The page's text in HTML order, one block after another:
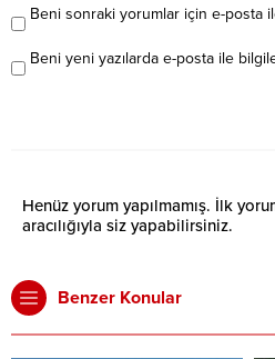
Beni sonraki yorumlar için e-posta
Beni yeni yazılarda e-posta ile
Henüz yorum yapılmamış. İlk
aracılığıyla siz yapabilirsiniz.
Benzer Konular